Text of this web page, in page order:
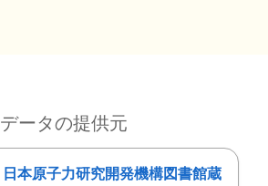
データの提供元
日本原子力研究開発機構図書館蔵